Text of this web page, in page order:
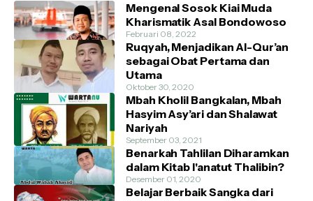
Mengenal Sosok Kiai Muda
Kharismatik Asal Bondowoso
Februari 08, 2022
Ruqyah, Menjadikan Al-Qur’an
sebagai Obat Pertama dan
Utama
Oktober 30, 2020
Mbah Kholil Bangkalan, Mbah
Hasyim Asy’ari dan Shalawat
Nariyah
September 03, 2021
Benarkah Tahlilan Diharamkan
dalam Kitab I'anatut Thalibin?
Desember 01, 2020
Belajar Berbaik Sangka dari